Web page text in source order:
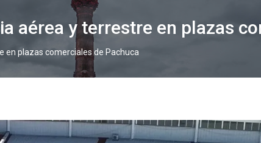
aérea y terrestre en plazas
en plazas comerciales de Pachuca